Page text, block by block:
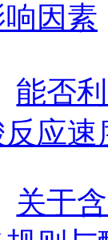
响因素
能否
反应速
关于